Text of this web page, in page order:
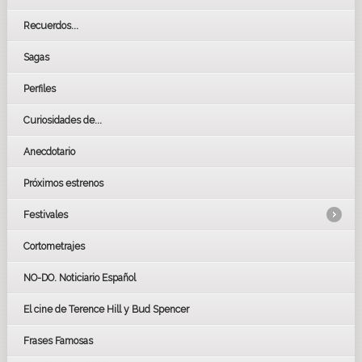
Recuerdos...
Sagas
Perfiles
Curiosidades de...
Anecdotario
Próximos estrenos
Festivales
LOS OSCARS
GOYAS
BAFTA
Cortometrajes
NO-DO. Noticiario Español
El cine de Terence Hill y Bud Spencer
Frases Famosas